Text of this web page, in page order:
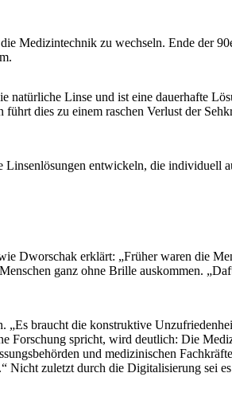
Medizintechnik zu wechseln. Ende der
natürliche Linse und ist eine dauerhafte
dies zu einem raschen Verlust der
entwickeln, die individuell
Dworschak erklärt: „Früher waren die
ganz ohne Brille auskommen.
braucht die konstruktive
Forschung spricht, wird deutlich: Die
und medizinischen
Nicht zuletzt durch die Digitalisierung sei